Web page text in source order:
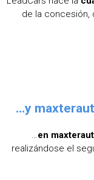
de la concesión,
...y
…en
realizándose el